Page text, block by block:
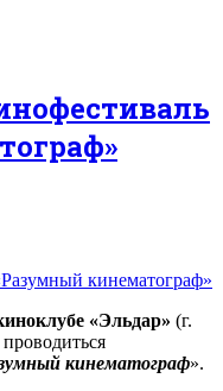
«Эльдар» (г.
кинематограф».